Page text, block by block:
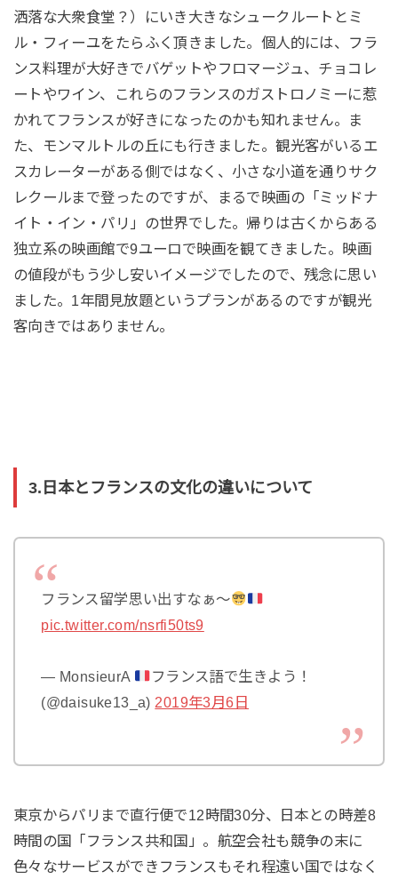
洒落な大衆食堂？）にいき大きなシュークルートとミ
ル・フィーユをたらふく頂きました。個人的には、フラ
ンス料理が大好きでバゲットやフロマージュ、チョコレ
ートやワイン、これらのフランスのガストロノミーに惹
かれてフランスが好きになったのかも知れません。ま
た、モンマルトルの丘にも行きました。観光客がいるエ
スカレーターがある側ではなく、小さな小道を通りサク
レクールまで登ったのですが、まるで映画の「ミッドナ
イト・イン・パリ」の世界でした。帰りは古くからある
独立系の映画館で9ユーロで映画を観てきました。映画
の値段がもう少し安いイメージでしたので、残念に思い
ました。1年間見放題というプランがあるのですが観光
客向きではありません。
3.日本とフランスの文化の違いについて
フランス留学思い出すなぁ〜
pic.twitter.com/nsrfi50ts9
— MonsieurA
フランス語で生きよう！
(@daisuke13_a) 2019年3月6日
東京からパリまで直行便で12時間30分、日本との時差8
時間の国「フランス共和国」。航空会社も競争の末に
色々なサービスができフランスもそれ程遠い国ではなく